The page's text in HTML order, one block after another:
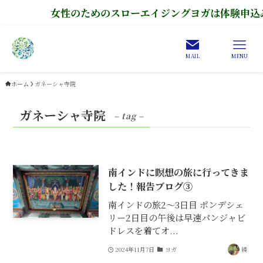
女性のためのスローエイジングヨガは体験申
MAIL MENU
ホーム ガネーシャ寺院
ガネーシャ寺院 – tag –
南インドに瞑想の旅に行ってきま
した！報告ブログ③
南インドの旅2〜3日目 ポンデシェ
リー2日目の午後は早速パンジャビ
ドレスを着てオ...
2024年11月7日 ヨガ 綾